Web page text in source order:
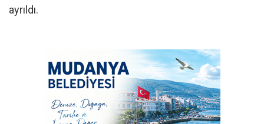
ayrıldı.